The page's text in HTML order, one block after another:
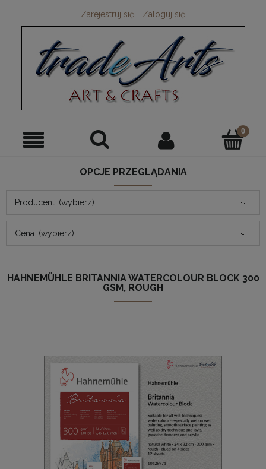
Zarejestruj się Zaloguj się
OPCJE PRZEGLĄDANIA
Producent: (wybierz)
Cena: (wybierz)
HAHNEMÜHLE BRITANNIA WATERCOLOUR BLOCK 300
GSM, ROUGH